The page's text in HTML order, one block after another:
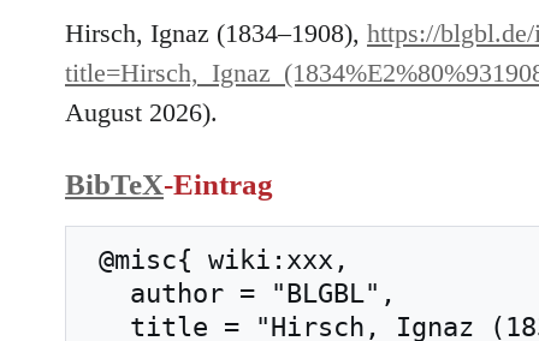
Hirsch, Ignaz (1834–1908), https://
August 2026).
BibTeX-Eintrag